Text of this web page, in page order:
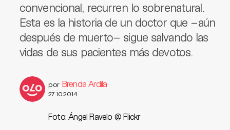
convencional, recurren lo sobrenatural.
Esta es la historia de un doctor que –aún
después de muerto– sigue salvando las
vidas de sus pacientes más devotos.
por Brenda Ardila
27.10.2014
Foto: Ángel Ravelo @ Flickr